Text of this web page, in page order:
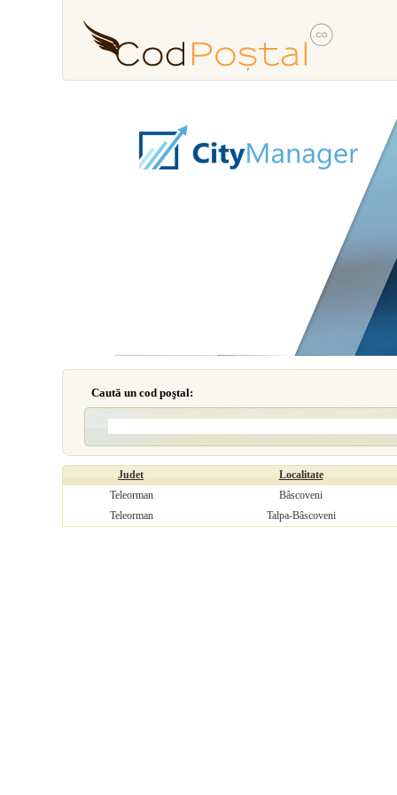
Caută un cod poştal:
Judet
Localitate
Teleorman
Bâscoveni
Teleorman
Talpa-Bâscoveni